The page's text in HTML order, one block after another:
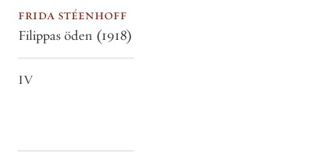
frida stéenhoff
Filippas öden (1918)
IV